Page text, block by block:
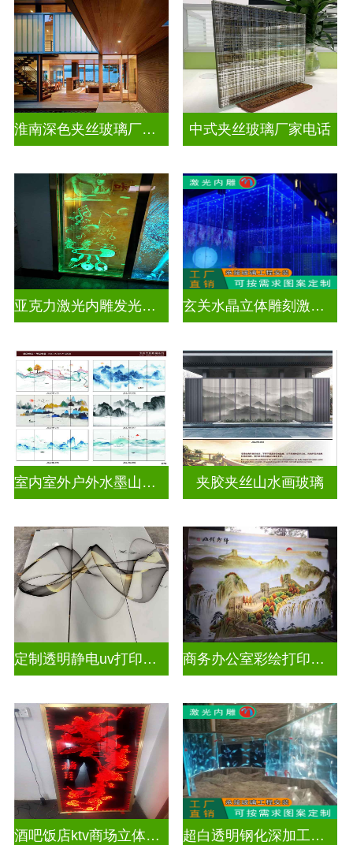
淮南深色夹丝玻璃厂家地址 中式夹丝玻璃厂家电话
亚克力激光内雕发光通电玻璃 玄关水晶立体雕刻激光内雕发光玻璃背景墙
室内室外户外水墨山水画玻璃 夹胶夹丝山水画玻璃
定制透明静电uv打印玻璃 商务办公室彩绘打印玻璃
酒吧饭店ktv商场立体激光内雕屏风 超白透明钢化深加工激光内雕精雕